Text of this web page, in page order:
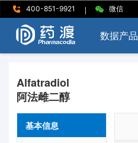
400-851-9921 | 微信
数据产品
Alfatradiol
阿法雌二醇
基本信息